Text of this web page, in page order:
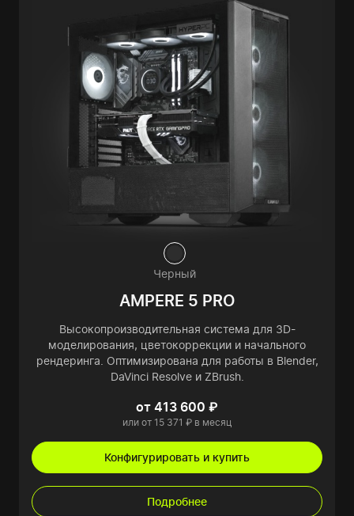
Черный
AMPERE 5 PRO
Высокопроизводительная система для 3D-
моделирования, цветокоррекции и начального
рендеринга. Оптимизирована для работы в Blender,
DaVinci Resolve и ZBrush.
от 413 600 ₽
или от 15 371 ₽ в месяц
Конфигурировать и купить
Подробнее